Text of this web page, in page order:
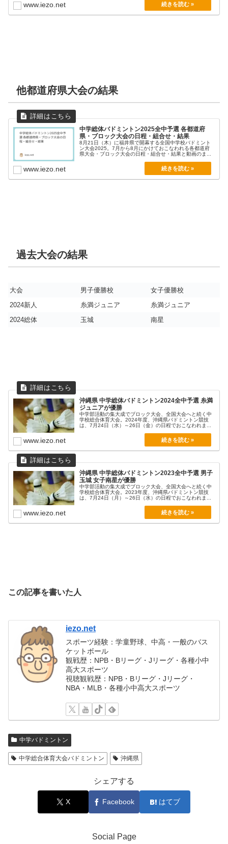
www.iezo.net
他都道府県大会の結果
中学総体バドミントン2025全中予選 各都道府
県・ブロック大会の日程・組合せ・結果
8月21日（木）に福井県で開幕する全国中学校バドミント
ン大会2025。7月から8月にかけておこなわれる各都道府
県大会・ブロック大会の日程・組合せ・結果と動画のま...
www.iezo.net
過去大会の結果
大会 男子優勝校
女子優勝校
2024新人
糸満ジュニア
糸満ジュニア
2024総体
玉城 南星
沖縄県 中学総体バドミントン2024全中予選 糸満
ジュニアが優勝
中学部活動の集大成でブロック大会、全国大会へと続く中
学校総合体育大会。2024年度、沖縄県バドミントン競技
は、7月24日（水）～26日（金）の日程でおこなわれま...
www.iezo.net
沖縄県 中学総体バドミントン2023全中予選 男子
玉城 女子南星が優勝
中学部活動の集大成でブロック大会、全国大会へと続く中
学校総合体育大会。2023年度、沖縄県バドミントン競技
は、7月24日（月）～26日（水）の日程でおこなわれま...
www.iezo.net
この記事を書いた人
iezo.net
スポーツ経験：学童野球、中高・一般のバス
ケットボール
観戦歴：NPB・Bリーグ・Jリーグ・各種小中
高大スポーツ
視聴観戦歴：NPB・Bリーグ・Jリーグ・
NBA・MLB・各種小中高大スポーツ
中学バドミントン
中学総合体育大会バドミントン 沖縄県
シェアする
X Facebook はてブ
Social Page